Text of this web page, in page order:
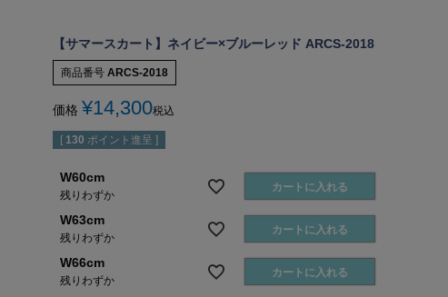
【サマースカート】ネイビー×ブルーレッド ARCS-2018
商品番号 ARCS-2018
価格 ¥14,300税込
[ 130 ポイント進呈 ]
W60cm
残りわずか
カートに入れる
W63cm
残りわずか
カートに入れる
W66cm
残りわずか
カートに入れる